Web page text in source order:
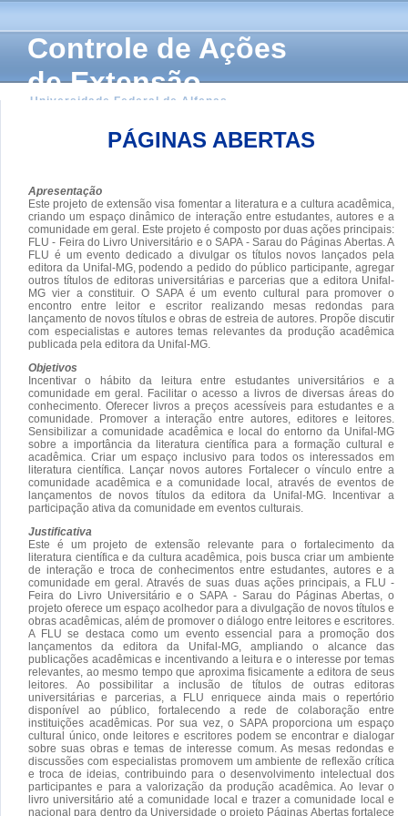
Controle de Ações
de Extensão
Universidade Federal de Alfenas
PÁGINAS ABERTAS
Apresentação
Este projeto de extensão visa fomentar a literatura e a cultura acadêmica,
criando um espaço dinâmico de interação entre estudantes, autores e a
comunidade em geral. Este projeto é composto por duas ações principais:
FLU - Feira do Livro Universitário e o SAPA - Sarau do Páginas Abertas. A
FLU é um evento dedicado a divulgar os títulos novos lançados pela
editora da Unifal-MG, podendo a pedido do público participante, agregar
outros títulos de editoras universitárias e parcerias que a editora Unifal-
MG vier a constituir. O SAPA é um evento cultural para promover o
encontro entre leitor e escritor realizando mesas redondas para
lançamento de novos títulos e obras de estreia de autores. Propõe discutir
com especialistas e autores temas relevantes da produção acadêmica
publicada pela editora da Unifal-MG.
Objetivos
Incentivar o hábito da leitura entre estudantes universitários e a
comunidade em geral. Facilitar o acesso a livros de diversas áreas do
conhecimento. Oferecer livros a preços acessíveis para estudantes e a
comunidade. Promover a interação entre autores, editores e leitores.
Sensibilizar a comunidade acadêmica e local do entorno da Unifal-MG
sobre a importância da literatura científica para a formação cultural e
acadêmica. Criar um espaço inclusivo para todos os interessados em
literatura científica. Lançar novos autores Fortalecer o vínculo entre a
comunidade acadêmica e a comunidade local, através de eventos de
lançamentos de novos títulos da editora da Unifal-MG. Incentivar a
participação ativa da comunidade em eventos culturais.
Justificativa
Este é um projeto de extensão relevante para o fortalecimento da
literatura científica e da cultura acadêmica, pois busca criar um ambiente
de interação e troca de conhecimentos entre estudantes, autores e a
comunidade em geral. Através de suas duas ações principais, a FLU -
Feira do Livro Universitário e o SAPA - Sarau do Páginas Abertas, o
projeto oferece um espaço acolhedor para a divulgação de novos títulos e
obras acadêmicas, além de promover o diálogo entre leitores e escritores.
A FLU se destaca como um evento essencial para a promoção dos
lançamentos da editora da Unifal-MG, ampliando o alcance das
publicações acadêmicas e incentivando a leitura e o interesse por temas
relevantes, ao mesmo tempo que aproxima fisicamente a editora de seus
leitores. Ao possibilitar a inclusão de títulos de outras editoras
universitárias e parcerias, a FLU enriquece ainda mais o repertório
disponível ao público, fortalecendo a rede de colaboração entre
instituições acadêmicas. Por sua vez, o SAPA proporciona um espaço
cultural único, onde leitores e escritores podem se encontrar e dialogar
sobre suas obras e temas de interesse comum. As mesas redondas e
discussões com especialistas promovem um ambiente de reflexão crítica
e troca de ideias, contribuindo para o desenvolvimento intelectual dos
participantes e para a valorização da produção acadêmica. Ao levar o
livro universitário até a comunidade local e trazer a comunidade local e
nacional para dentro da Universidade o projeto Páginas Abertas fortalece